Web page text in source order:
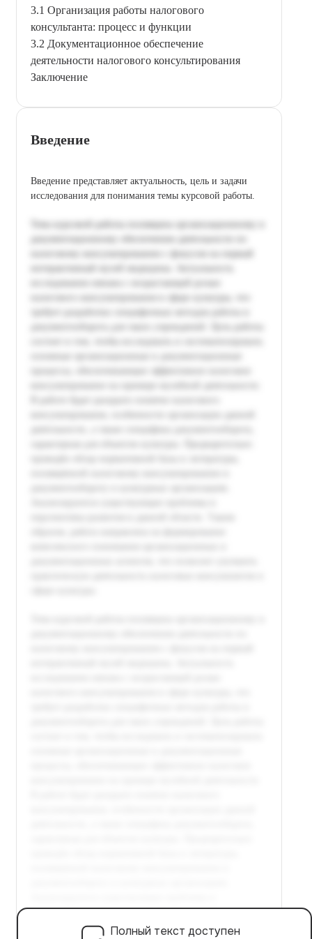
3.1 Организация работы налогового
консультанта: процесс и функции
3.2 Документационное обеспечение
деятельности налогового консультирования
Заключение
Введение
Введение представляет актуальность, цель и задачи
исследования для понимания темы курсовой работы.
Полный текст доступен